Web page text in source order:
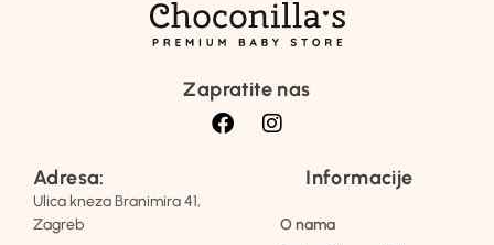
Zapratite nas
Adresa:
Ulica kneza Branimira 41,
Zagreb
Informacije
O nama